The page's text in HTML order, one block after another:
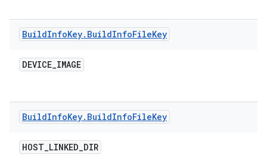
BuildInfoKey. BuildInfoFileKey
DEVICE_IMAGE
BuildInfoKey. BuildInfoFileKey
HOST_LINKED_DIR